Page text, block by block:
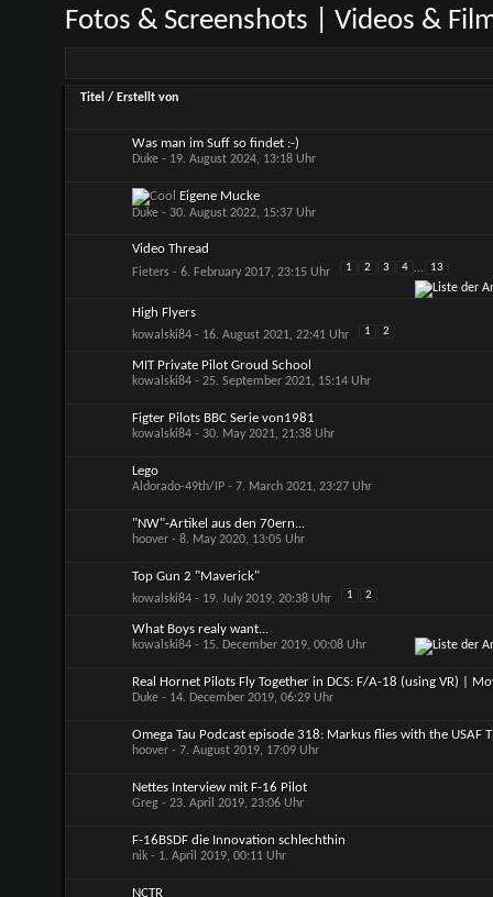
Fotos & Screenshots | Videos &
Titel / Erstellt von
Was man im Suff so findet :-)
Duke- 19. August 2024, 13:18 Uhr
Eigene Mucke
Duke- 30. August 2022, 15:37 Uhr
Video Thread
Fieters- 6. February 2017, 23:15 Uhr 1 2 3 4 ... 13
High Flyers
kowalski84- 16. August 2021, 22:41 Uhr 1 2
MIT Private Pilot Groud School
kowalski84- 25. September 2021, 15:14 Uhr
Figter Pilots BBC Serie von1981
kowalski84- 30. May 2021, 21:38 Uhr
Lego
Aldorado-49th/IP- 7. March 2021, 23:27 Uhr
"NW"-Artikel aus den 70ern...
hoover- 8. May 2020, 13:05 Uhr
Top Gun 2 "Maverick"
kowalski84- 19. July 2019, 20:38 Uhr 1 2
What Boys realy want...
kowalski84- 15. December 2019, 00:08 Uhr
Real Hornet Pilots Fly Together in DCS: F/A-18 (using VR) |
Duke- 14. December 2019, 06:29 Uhr
Omega Tau Podcast episode 318: Markus flies with the USAF
hoover- 7. August 2019, 17:09 Uhr
Nettes Interview mit F-16 Pilot
Greg- 23. April 2019, 23:06 Uhr
F-16BSDF die Innovation schlechthin
nik- 1. April 2019, 00:11 Uhr
NCTR